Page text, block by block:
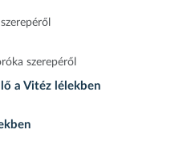
szerepéről
a Vitéz lélekben